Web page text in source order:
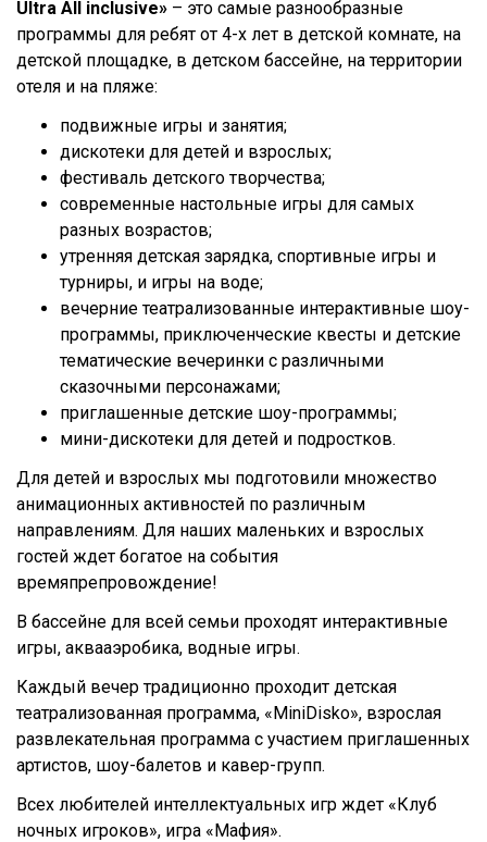
Ultra All inclusive» – это самые разнообразные
программы для ребят от 4-х лет в детской комнате, на
детской площадке, в детском бассейне, на территории
отеля и на пляже:
подвижные игры и занятия;
дискотеки для детей и взрослых;
фестиваль детского творчества;
современные настольные игры для самых
разных возрастов;
утренняя детская зарядка, спортивные игры и
турниры, и игры на воде;
вечерние театрализованные интерактивные шоу-
программы, приключенческие квесты и детские
тематические вечеринки с различными
сказочными персонажами;
приглашенные детские шоу-программы;
мини-дискотеки для детей и подростков.
Для детей и взрослых мы подготовили множество
анимационных активностей по различным
направлениям. Для наших маленьких и взрослых
гостей ждет богатое на события
времяпрепровождение!
В бассейне для всей семьи проходят интерактивные
игры, аквааэробика, водные игры.
Каждый вечер традиционно проходит детская
театрализованная программа, «MiniDisko», взрослая
развлекательная программа с участием приглашенных
артистов, шоу-балетов и кавер-групп.
Всех любителей интеллектуальных игр ждет «Клуб
ночных игроков», игра «Мафия».